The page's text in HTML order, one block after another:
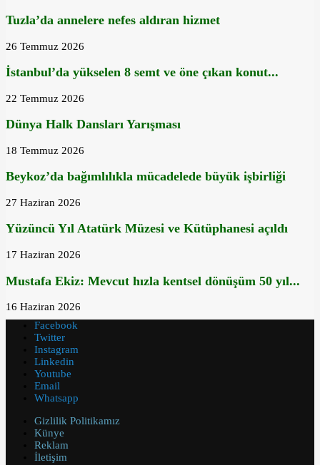
Tuzla’da annelere nefes aldıran hizmet
26 Temmuz 2026
İstanbul’da yükselen 8 semt ve öne çıkan konut...
22 Temmuz 2026
Dünya Halk Dansları Yarışması
18 Temmuz 2026
Beykoz’da bağımlılıkla mücadelede büyük işbirliği
27 Haziran 2026
Yüzüncü Yıl Atatürk Müzesi ve Kütüphanesi açıldı
17 Haziran 2026
Mustafa Ekiz: Mevcut hızla kentsel dönüşüm 50 yıl...
16 Haziran 2026
Facebook
Twitter
Instagram
Linkedin
Youtube
Email
Whatsapp
Gizlilik Politikamız
Künye
Reklam
İletişim